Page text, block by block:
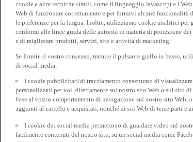
cookie e altre tecniche simili, come il linguaggio Javascript e i
Web di funzionare correttamente e per fornirvi alcune funzionalità
le preferenze per la lingua. Inoltre, utilizziamo cookie analitici per
conformi alle linee guida delle autorità in materia di protezione
e di migliorare prodotti, servizi, sito e attività di marketing.
Se fornite il vostro consenso, tramite il pulsante giallo in basso,
di social media:
I cookie pubblicitari/di tracciamento consentono di
personalizzati per voi, direttamente sul nostro sito Web o sul sito
base al vostro comportamento di navigazione sul nostro sito
aggiunti al carrello e acquistati, nonché ai siti Web di terze parti e
I cookie dei social media permettono di guardare video sul
facilmente contenuti del nostro sito, su un social media come